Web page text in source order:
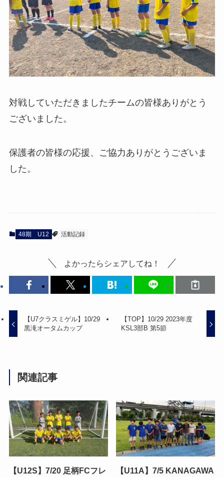
対戦していただきましたチームの皆様ありがとう
ございました。
保護者の皆様の応援、ご協力ありがとうございま
した。
48期 U12 活動記録
よかったらシェアしてね！
【U7クラスミゲル】10/29
黒滝オータムカップ
【TOP】10/29 2023年度
KSL3部B 第5節
関連記事
【U12S】7/20 足柄FCフレ
【U11A】7/5 KANAGAWA